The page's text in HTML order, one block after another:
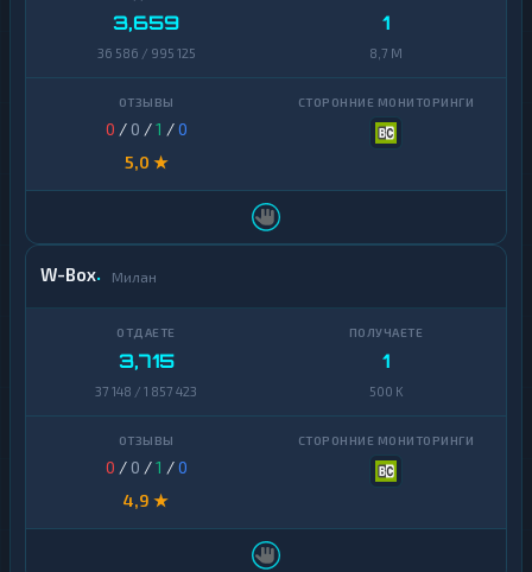
3,659
36 586 / 995 125
1
8,7 M
0 / 0 /1 /0
5,0 ★
W-Box Милан
3,715
37 148 / 1 857 423
1
500 K
0 / 0 /1 /0
4,9 ★